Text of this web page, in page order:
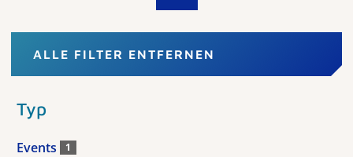
ALLE FILTER ENTFERNEN
Typ
Events 1